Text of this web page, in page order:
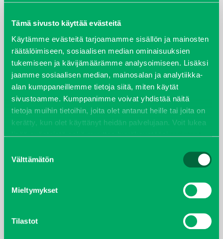
Tämä sivusto käyttää evästeitä
Käytämme evästeitä tarjoamamme sisällön ja mainosten
räätälöimiseen, sosiaalisen median ominaisuuksien
tukemiseen ja kävijämäärämme analysoimiseen. Lisäksi
jaamme sosiaalisen median, mainosalan ja analytiikka-
alan kumppaneillemme tietoja siitä, miten käytät
sivustoamme. Kumppanimme voivat yhdistää näitä
tietoja muihin tietoihin, joita olet antanut heille tai joita on
kerätty, kun olet käyttänyt heidän palvelujaan. Voit lukea
lisää evästeistä sekä muuttaa hyväksyntääsievästeet
valinta
Välttämätön
Mieltymykset
Tilastot
elokuu 2024
syyskuu 2023
joulukuu 2022
huhtikuu 2022
helmikuu 2022
lokakuu 2021
kesäkuu 2021
tammikuu 2021